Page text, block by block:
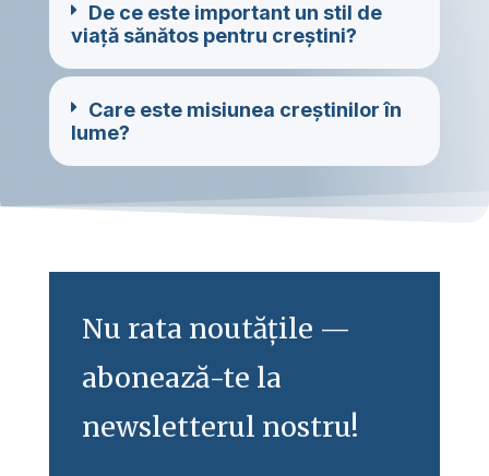
De ce este important un stil de
viață sănătos pentru creștini?
Care este misiunea creștinilor în
lume?
Nu rata noutățile —
abonează-te la
newsletterul nostru!